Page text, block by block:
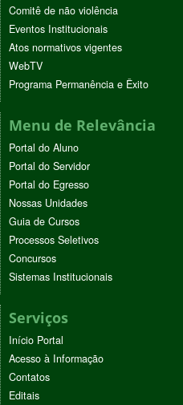
Comitê de não violência
Eventos Institucionais
Atos normativos vigentes
WebTV
Programa Permanência e Êxito
Menu de Relevância
Portal do Aluno
Portal do Servidor
Portal do Egresso
Nossas Unidades
Guia de Cursos
Processos Seletivos
Concursos
Sistemas Institucionais
Serviços
Início Portal
Acesso à Informação
Contatos
Editais